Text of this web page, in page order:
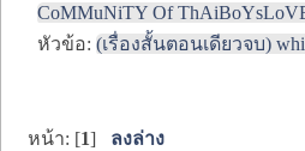
CoMMuNiTY Of
หัวข้อ:(เรื่องสั้นตอนเดียวจบ)
หน้า: [1] ลงล่าง